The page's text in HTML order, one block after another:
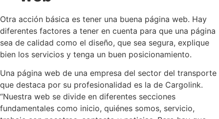
Otra acción básica es tener una buena página web. Hay
diferentes factores a tener en cuenta para que una página
sea de calidad como el diseño, que sea segura, explique
bien los servicios y tenga un buen posicionamiento.
Una página web de una empresa del sector del transporte
que destaca por su profesionalidad es la de Cargolink.
“Nuestra web se divide en diferentes secciones
fundamentales como inicio, quiénes somos, servicio,